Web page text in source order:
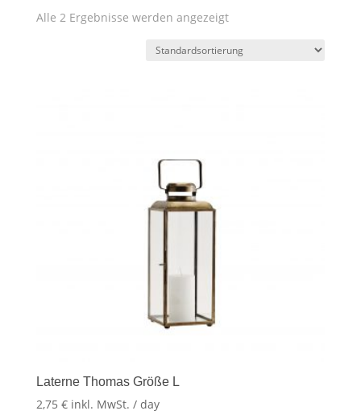
Alle 2 Ergebnisse werden angezeigt
Laterne Thomas Größe L
2,75 € inkl. MwSt. / day